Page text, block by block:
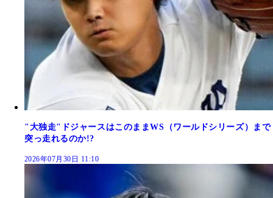
"大独走"ドジャースはこのままWS（ワールドシリーズ）まで
突っ走れるのか!?
2026年07月30日 11:10